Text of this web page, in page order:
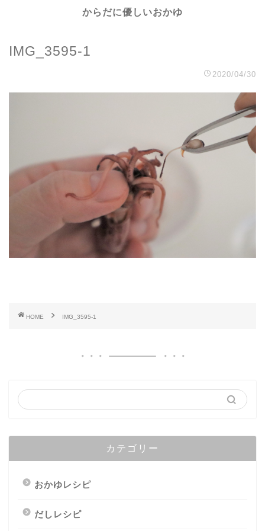
からだに優しいおかゆ
IMG_3595-1
2020/04/30
HOME IMG_3595-1
カテゴリー
おかゆレシピ
だしレシピ